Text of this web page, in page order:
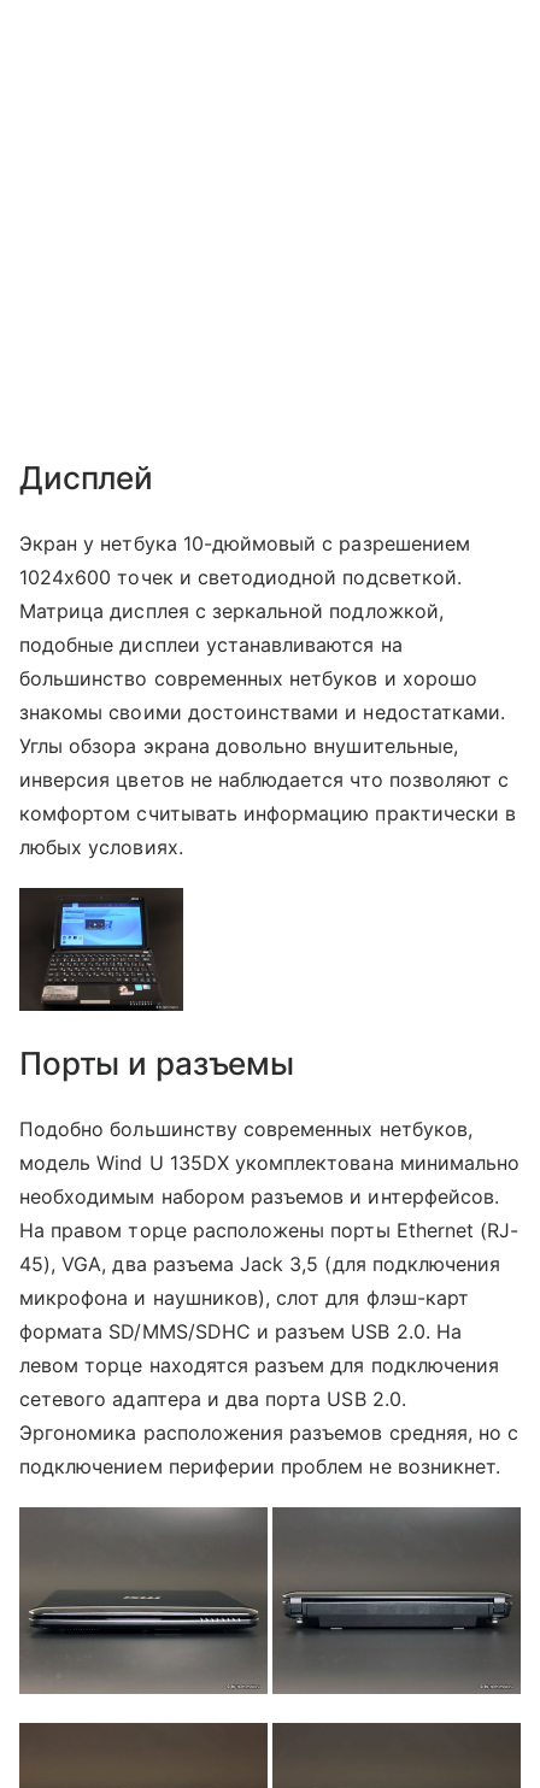
Дисплей
Экран у нетбука 10-дюймовый с разрешением
1024х600 точек и светодиодной подсветкой.
Матрица дисплея с зеркальной подложкой,
подобные дисплеи устанавливаются на
большинство современных нетбуков и хорошо
знакомы своими достоинствами и недостатками.
Углы обзора экрана довольно внушительные,
инверсия цветов не наблюдается что позволяют с
комфортом считывать информацию практически в
любых условиях.
Порты и разъемы
Подобно большинству современных нетбуков,
модель Wind U 135DX укомплектована минимально
необходимым набором разъемов и интерфейсов.
На правом торце расположены порты Ethernet (RJ-
45), VGA, два разъема Jack 3,5 (для подключения
микрофона и наушников), слот для флэш-карт
формата SD/MMS/SDHC и разъем USB 2.0. На
левом торце находятся разъем для подключения
сетевого адаптера и два порта USB 2.0.
Эргономика расположения разъемов средняя, но с
подключением периферии проблем не возникнет.